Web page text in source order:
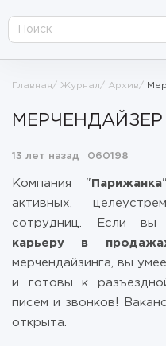
Главная Журнал Архив
МЕРЧЕНДАЙЗЕР
13 лет назад 060198
Компания " Парижанка
активных,
сотрудниц. Если
карьеру в
мерчендайзинга, вы
и готовы к
писем и звонков!
открыта.